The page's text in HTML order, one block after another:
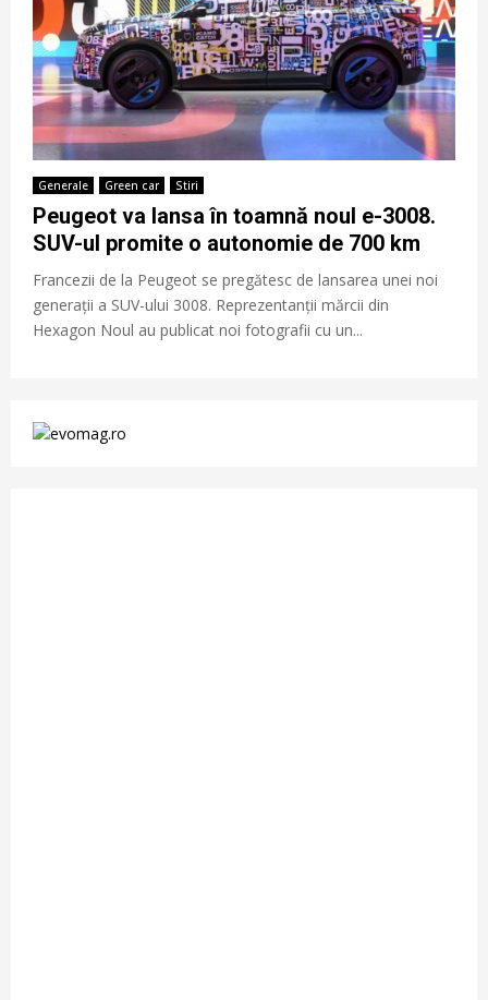
Generale Green car Stiri
Peugeot va lansa în toamnă noul e-3008.
SUV-ul promite o autonomie de 700 km
Francezii de la Peugeot se pregătesc de lansarea unei noi
generații a SUV-ului 3008. Reprezentanții mărcii din
Hexagon Noul au publicat noi fotografii cu un...